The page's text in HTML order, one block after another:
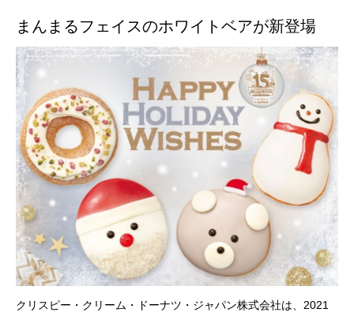
まんまるフェイスのホワイトベアが新登場
クリスピー・クリーム・ドーナツ・ジャパン株式会社は、2021